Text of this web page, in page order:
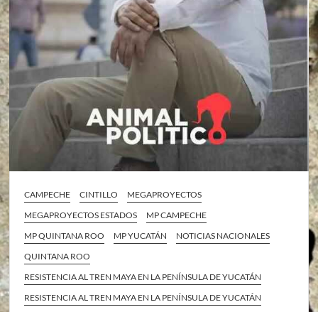
CAMPECHE CINTILLO
MEGAPROYECTOS
MEGAPROYECTOS ESTADOS
MP CAMPECHE
MP QUINTANA ROO
MP YUCATÁN
NOTICIAS NACIONALES
QUINTANA ROO
RESISTENCIA AL TREN MAYA EN LA PENÍNSULA DE YUCATÁN
RESISTENCIA AL TREN MAYA EN LA PENÍNSULA DE YUCATÁN